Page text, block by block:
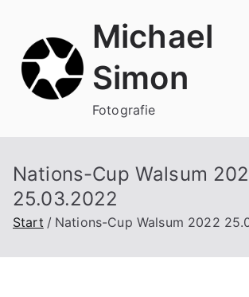
springen
Michael
Simon
Fotografie
Nations-Cup Walsum
25.03.2022
Start Nations-Cup Walsum 2022